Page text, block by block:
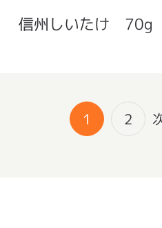
信州しいたけ 70g
1 2